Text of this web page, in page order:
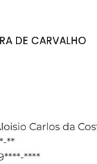
DE CARVALHO